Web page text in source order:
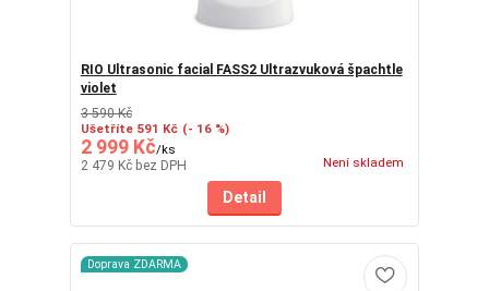
RIO Ultrasonic facial FASS2 Ultrazvuková špachtle
violet
3 590 Kč
Ušetříte 591 Kč (- 16 %)
2 999 Kč/ks
2 479 Kč bez DPH Není skladem
Detail
Doprava ZDARMA